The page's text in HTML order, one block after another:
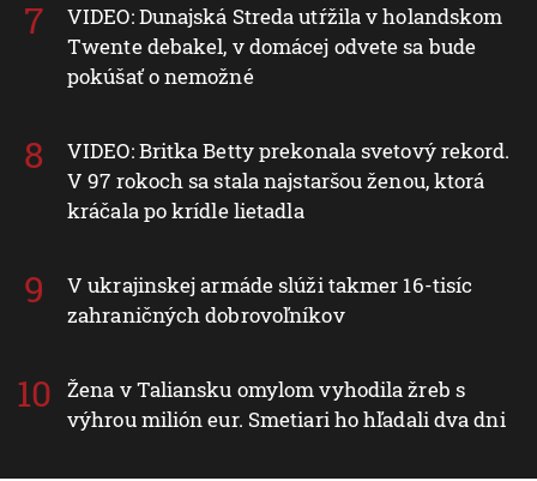
VIDEO: Dunajská Streda utŕžila v holandskom
Twente debakel, v domácej odvete sa bude
pokúšať o nemožné
VIDEO: Britka Betty prekonala svetový rekord.
V 97 rokoch sa stala najstaršou ženou, ktorá
kráčala po krídle lietadla
V ukrajinskej armáde slúži takmer 16-tisíc
zahraničných dobrovoľníkov
Žena v Taliansku omylom vyhodila žreb s
výhrou milión eur. Smetiari ho hľadali dva dni